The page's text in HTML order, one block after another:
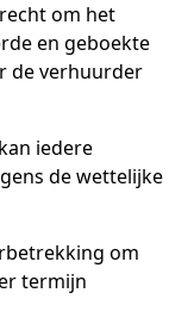
om het
en geboekte
de verhuurder
iedere
de wettelijke
om
termijn